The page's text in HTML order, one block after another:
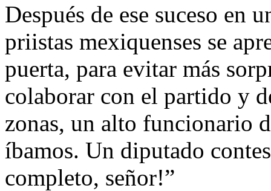
Después de ese suceso en
priistas mexiquenses se
puerta, para evitar más
colaborar con el partido y
zonas, un alto funcionario
íbamos. Un diputado
completo, señor!”